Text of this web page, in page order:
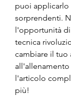
puoi applicarlo
sorprendenti.
l'opportunità
tecnica
cambiare il tuo
l'articolo
più!